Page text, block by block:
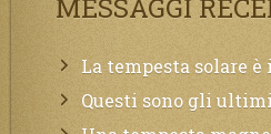
MESSAGGI
La tempesta solare è in atto, questa generazione soffrirà molto, la Terra
Questi sono gli ultimi attimi di vita, chi si